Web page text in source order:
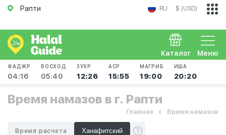
Рапти RU $ (USD)
Меню
Каталог
ФАДЖР
04:16
ВОСХОД
05:40
ЗУХР
12:26
АСР
15:55
МАГРИБ
19:00
ИША
20:20
Время намазов в г. Рапти
Главная Время намазов
Время расчета